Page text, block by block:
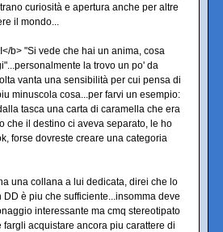
curiosità e apertura anche per altre
il mondo...
b> "Si vede che hai un anima, cosa
la trovo un po' da
vanta una sensibilità per cui pensa di
minuscola cosa...per farvi un esempio:
tasca una carta di caramella che era
che il destino ci aveva separato, le ho
forse dovreste creare una categoria
una collana a lui dedicata, direi che lo
è piu che sufficiente...insomma deve
interessante ma cmq stereotipato
acquistare ancora piu carattere di